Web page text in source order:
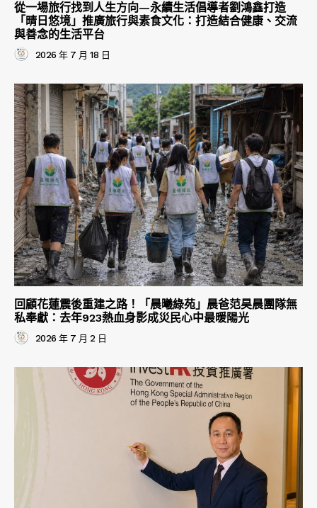
從一場旅行找到人生方向—永續生活倡導者劉鴻鑫打造
「晴日悠境」推廣旅行與素食文化：打造結合健康、交流
與善念的生活平台
2026 年 7 月 18 日
回顧花蓮震後重建之路！「晨曦綠苑」晨爸范昊晨團隊無
私奉獻：去年923熱血身影成災民心中最暖陽光
2026 年 7 月 2 日